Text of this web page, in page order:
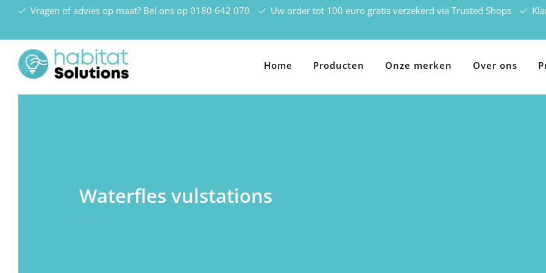
Vragen of advies op maat? Bel ons op 0180 642 070 Uw order tot 100 euro gratis verzekerd via Trusted Shops
Home Producten Onze merken Over ons
Waterfles vulstations